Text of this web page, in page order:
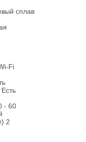
сплав
Fi
- 60
2